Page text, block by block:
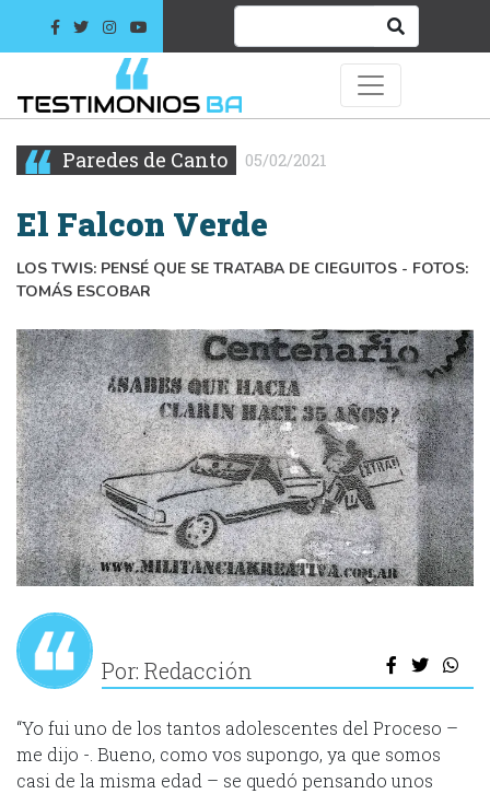
Paredes de Canto 05/02/2021
El Falcon Verde
LOS TWIS: PENSÉ QUE SE TRATABA DE CIEGUITOS - FOTOS:
TOMÁS ESCOBAR
Por: Redacción
“Yo fui uno de los tantos adolescentes del Proceso –
me dijo -. Bueno, como vos supongo, ya que somos
casi de la misma edad – se quedó pensando unos